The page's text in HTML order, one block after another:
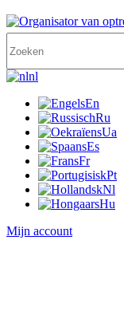
nl
En
Ru
Ua
Es
Fr
Pt
Nl
Hu
Mijn account